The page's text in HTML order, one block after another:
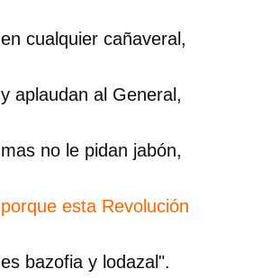
en cualquier cañaveral,
y aplaudan al General,
mas no le pidan jabón,
porque esta Revolución
es bazofia y lodazal".